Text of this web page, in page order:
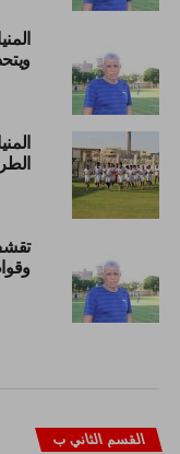
القسم الثاني ب